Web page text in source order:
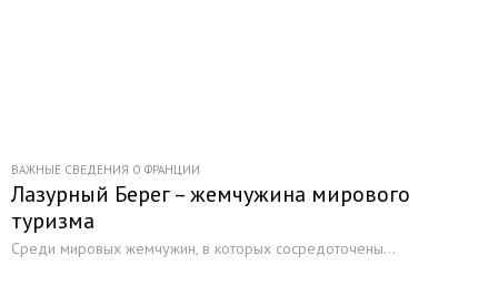
ВАЖНЫЕ СВЕДЕНИЯ О ФРАНЦИИ
Лазурный Берег – жемчужина мирового
туризма
Среди мировых жемчужин, в которых сосредоточены...